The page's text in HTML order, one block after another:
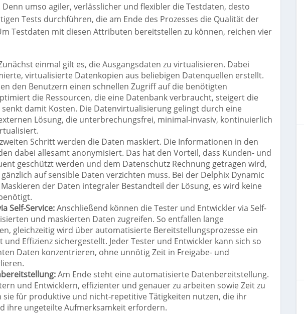
umso agiler, verlässlicher und flexibler die Testdaten, desto
Tests durchführen, die am Ende des Prozesses die Qualität der
Testdaten mit diesen Attributen bereitstellen zu können, reichen vier
einmal gilt es, die Ausgangsdaten zu virtualisieren. Dabei
virtualisierte Datenkopien aus beliebigen Datenquellen erstellt.
den Benutzern einen schnellen Zugriff auf die benötigten
die Ressourcen, die eine Datenbank verbraucht, steigert die
damit Kosten. Die Datenvirtualisierung gelingt durch eine
Lösung, die unterbrechungsfrei, minimal-invasiv, kontinuierlich
Schritt werden die Daten maskiert. Die Informationen in den
dabei allesamt anonymisiert. Das hat den Vorteil, dass Kunden- und
geschützt werden und dem Datenschutz Rechnung getragen wird,
auf sensible Daten verzichten muss. Bei der Delphix Dynamic
der Daten integraler Bestandteil der Lösung, es wird keine
Self-Service:Anschließend können die Tester und Entwickler via Self-
und maskierten Daten zugreifen. So entfallen lange
gleichzeitig wird über automatisierte Bereitstellungsprozesse ein
Effizienz sichergestellt. Jeder Tester und Entwickler kann sich so
Daten konzentrieren, ohne unnötig Zeit in Freigabe- und
Am Ende steht eine automatisierte Datenbereitstellung.
und Entwicklern, effizienter und genauer zu arbeiten sowie Zeit zu
sie für produktive und nicht-repetitive Tätigkeiten nutzen, die ihr
ihre ungeteilte Aufmerksamkeit erfordern.